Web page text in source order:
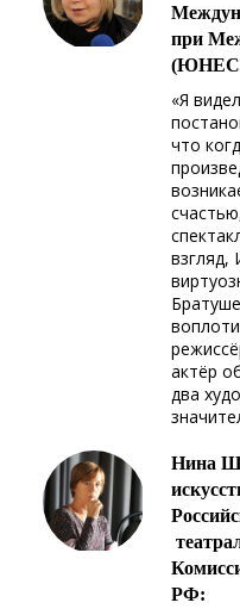
при
«Я
что
взгляд,
актёр
два
Нина
РФ: